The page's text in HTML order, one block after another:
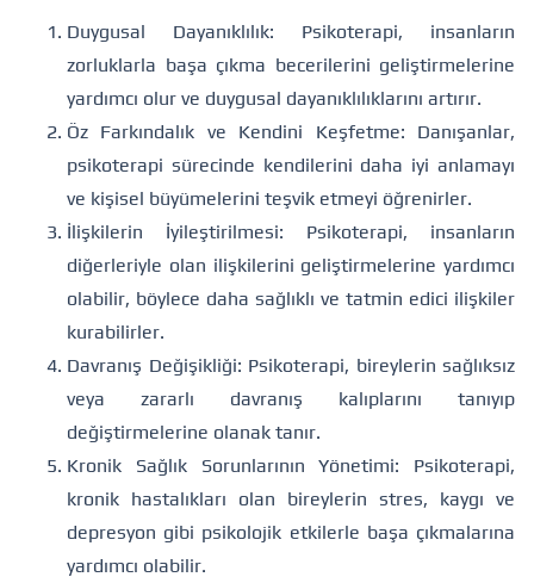
Duygusal Dayanıklılık: Psikoterapi, insanların
zorluklarla başa çıkma becerilerini geliştirmelerine
yardımcı olur ve duygusal dayanıklılıklarını artırır.
Öz Farkındalık ve Kendini Keşfetme: Danışanlar,
psikoterapi sürecinde kendilerini daha iyi anlamayı
ve kişisel büyümelerini teşvik etmeyi öğrenirler.
İlişkilerin İyileştirilmesi: Psikoterapi, insanların
diğerleriyle olan ilişkilerini geliştirmelerine yardımcı
olabilir, böylece daha sağlıklı ve tatmin edici ilişkiler
kurabilirler.
Davranış Değişikliği: Psikoterapi, bireylerin sağlıksız
veya zararlı davranış kalıplarını tanıyıp
değiştirmelerine olanak tanır.
Kronik Sağlık Sorunlarının Yönetimi: Psikoterapi,
kronik hastalıkları olan bireylerin stres, kaygı ve
depresyon gibi psikolojik etkilerle başa çıkmalarına
yardımcı olabilir.